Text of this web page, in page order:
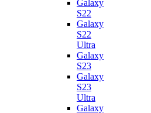
Galaxy
S22
Galaxy
S22
Ultra
Galaxy
S23
Galaxy
S23
Ultra
Galaxy